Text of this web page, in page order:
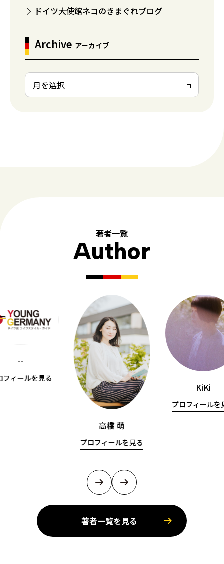
ドイツ大使館ネコのきまぐれブログ
Archive アーカイブ
著者一覧
Author
--
フィールを見る
高橋 萌
プロフィールを見る
KiKi
プロフィールを
著者一覧を見る